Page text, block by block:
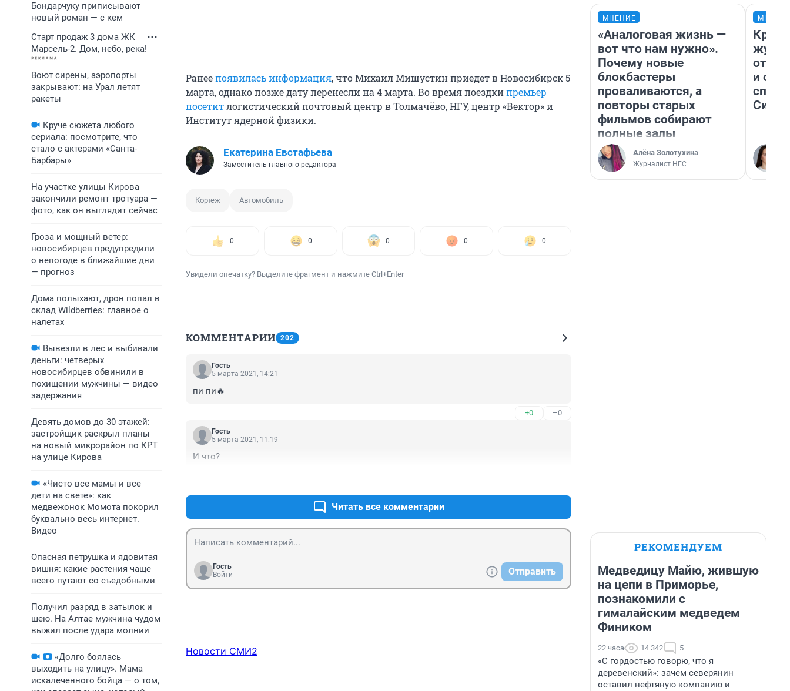
Бондарчуку приписывают
новый роман — с кем
Старт продаж 3 дома ЖК
Марсель-2. Дом, небо, река!
Воют сирены, аэропорты
закрывают: на Урал летят
ракеты
Круче сюжета любого
сериала: посмотрите, что
стало с актерами «Санта-
Барбары»
На участке улицы Кирова
закончили ремонт тротуара —
фото, как он выглядит сейчас
Гроза и мощный ветер:
новосибирцев предупредили
о непогоде в ближайшие дни
— прогноз
Дома полыхают, дрон попал в
склад Wildberries: главное о
налетах
Вывезли в лес и выбивали
деньги: четверых
новосибирцев обвинили в
похищении мужчины — видео
задержания
Девять домов до 30 этажей:
застройщик раскрыл планы
на новый микрорайон по КРТ
на улице Кирова
«Чисто все мамы и все
дети на свете»: как
медвежонок Момота покорил
буквально весь интернет.
Видео
Опасная петрушка и ядовитая
вишня: какие растения чаще
всего путают со съедобными
Получил разряд в затылок и
шею. На Алтае мужчина чудом
выжил после удара молнии
«Долго боялась
выходить на улицу». Мама
искалеченного бойца — о том,
Ранеепоявилась информация, что Михаил Мишустин приедет в Новосибирск 5
марта, однако позже дату перенесли на 4 марта. Во время поездкипремьер
посетитлогистический почтовый центр в Толмачёво, НГУ, центр «Вектор» и
Институт ядерной физики.
Екатерина Евстафьева
Заместитель главного редактора
Кортеж Автомобиль
0 0 0 0 0
Увидели опечатку? Выделите фрагмент и нажмите Ctrl+Enter
КОММЕНТАРИИ 202
Гость
5 марта 2021, 14:21
пи пи🔥
+0 –0
Гость
5 марта 2021, 11:19
И что?
Читать все комментарии
Гость
Войти
Отправить
Новости СМИ2
МНЕНИЕ
«Аналоговая жизнь —
вот что нам нужно».
Почему новые
блокбастеры
проваливаются, а
повторы старых
фильмов собирают
полные залы
Алёна Золотухина
Журналист НГС
и
РЕКОМЕНДУЕМ
Медведицу Майю, жившую
на цепи в Приморье,
познакомили с
гималайским медведем
Фиником
22 часа 14 342 5
«С гордостью говорю, что я
деревенский»: зачем северянин
оставил нефтяную компанию и